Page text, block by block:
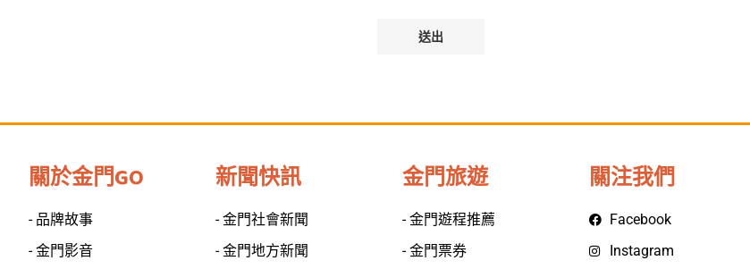
關於金門GO
- 品牌故事
- 金門影音
新聞快訊
- 金門社會新聞
- 金門地方新聞
金門旅遊
- 金門遊程推薦
- 金門票券
關注我們
Facebook
Instagram